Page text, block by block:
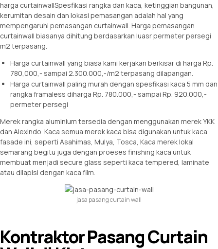
harga curtainwallSpesfikasi rangka dan kaca, ketinggian bangunan,
kerumitan desain dan lokasi pemasangan adalah hal yang
mempengaruhi pemasangan curtainwall. Harga pemasangan
curtainwall biasanya dihitung berdasarkan luasr permeter persegi
m2 terpasang.
Harga curtainwall yang biasa kami kerjakan berkisar di harga Rp.
780,000,- sampai 2.300.000,-/m2 terpasang dilapangan.
Harga curtainwall paling murah dengan spesfikasi kaca 5 mm dan
rangka framaless diharga Rp. 780.000,- sampai Rp. 920.000,-
permeter persegi
Merek rangka aluminium tersedia dengan menggunakan merek YKK
dan Alexindo. Kaca semua merek kaca bisa digunakan untuk kaca
fasade ini, seperti Asahimas, Mulya, Tosca, Kaca merek lokal
semarang begitu juga dengan proeses finishing kaca untuk
membuat menjadi secure glass seperti kaca tempered, laminate
atau dilapisi dengan kaca film.
jasa pasang curtain wall
Kontraktor Pasang Curtain